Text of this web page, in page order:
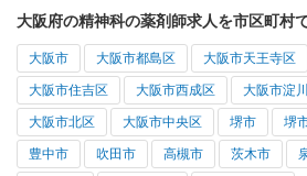
大阪府の精神科の薬剤師求人を市区町村
大阪市 大阪市都島区 大阪市天王寺区
大阪市住吉区 大阪市西成区 大阪市淀
大阪市北区 大阪市中央区 堺市 堺
豊中市 吹田市 高槻市 茨木市